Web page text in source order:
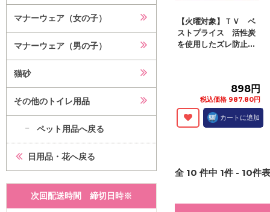
マナーウェア（女の子）
マナーウェア（男の子）
猫砂
その他のトイレ用品
ペット用品へ戻る
日用品・花へ戻る
次回配送時間 締切日時※
【火曜対象】ＴＶ ベ
ストプライス 活性炭
を使用したズレ防止...
898円
税込価格 987.80円
カートに追加
全 10 件中 1件 - 10件